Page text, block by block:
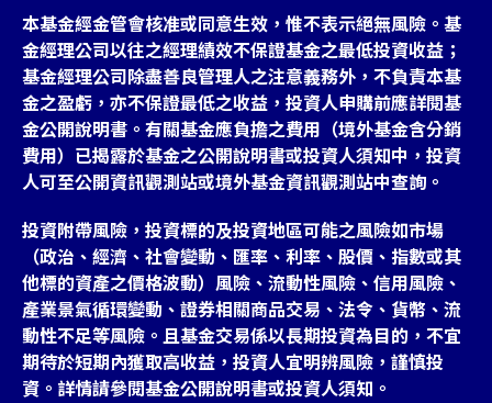
本基金經金管會核准或同意生效，惟不表示絕無風險。基
金經理公司以往之經理績效不保證基金之最低投資收益；
基金經理公司除盡善良管理人之注意義務外，不負責本基
金之盈虧，亦不保證最低之收益，投資人申購前應詳閱基
金公開說明書。有關基金應負擔之費用（境外基金含分銷
費用）已揭露於基金之公開說明書或投資人須知中，投資
人可至公開資訊觀測站或境外基金資訊觀測站中查詢。
投資附帶風險，投資標的及投資地區可能之風險如市場
（政治、經濟、社會變動、匯率、利率、股價、指數或其
他標的資產之價格波動）風險、流動性風險、信用風險、
產業景氣循環變動、證券相關商品交易、法令、貨幣、流
動性不足等風險。且基金交易係以長期投資為目的，不宜
期待於短期內獲取高收益，投資人宜明辨風險，謹慎投
資。詳情請參閱基金公開說明書或投資人須知。